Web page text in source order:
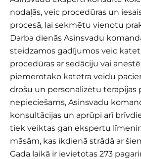
nodaļās, veic procedūras un
procesā, lai sekmētu vienotu
Darba dienās Asinsvadu
steidzamos gadījumos veic
procedūras ar sedāciju vai
piemērotāko katetra veidu
drošu un personalizētu terapijas
nepieciešams, Asinsvadu
konsultācijas un aprūpi arī
tiek veiktas gan ekspertu
māsām, kas ikdienā strādā ar
Gada laikā ir ievietotas 273